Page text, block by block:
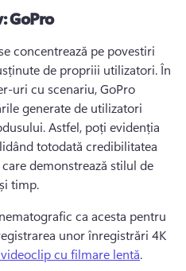
GoPro
concentrează pe povestiri
de propriii utilizatori. În
uri cu scenariu, GoPro
generate de utilizatori
Astfel, poți evidenția
totodată credibilitatea
demonstrează stilul de
timp.
ca acesta pentru
unor înregistrări 4K
cu filmare lentă.